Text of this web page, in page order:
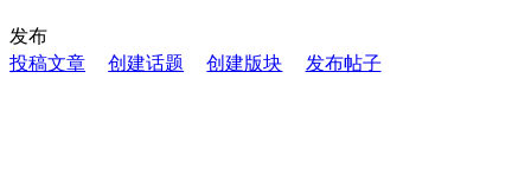
发布
投稿文章
创建话题 创建版块 发布帖子